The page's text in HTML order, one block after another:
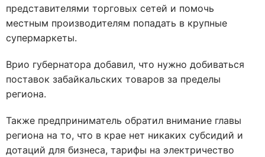
представителями торговых сетей и помочь
местным производителям попадать в крупные
супермаркеты.
Врио губернатора добавил, что нужно добиваться
поставок забайкальских товаров за пределы
региона.
Также предприниматель обратил внимание главы
региона на то, что в крае нет никаких субсидий и
дотаций для бизнеса, тарифы на электричество